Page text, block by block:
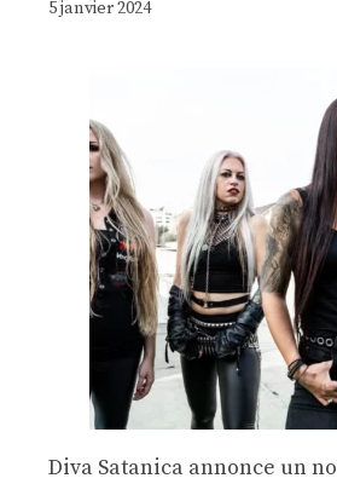
5 janvier 2024
Diva Satanica annonce un